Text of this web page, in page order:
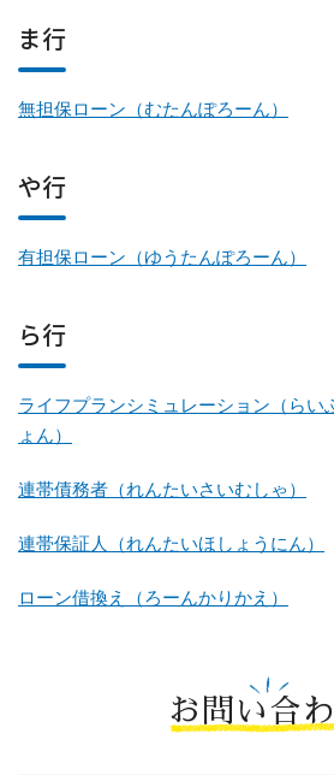
ま行
無担保ローン（むたんぽろーん）
や行
有担保ローン（ゆうたんぽろーん）
ら行
ライフプランシミュレーション（らい
ょん）
連帯債務者（れんたいさいむしゃ）
連帯保証人（れんたいほしょうにん）
ローン借換え（ろーんかりかえ）
お問い合